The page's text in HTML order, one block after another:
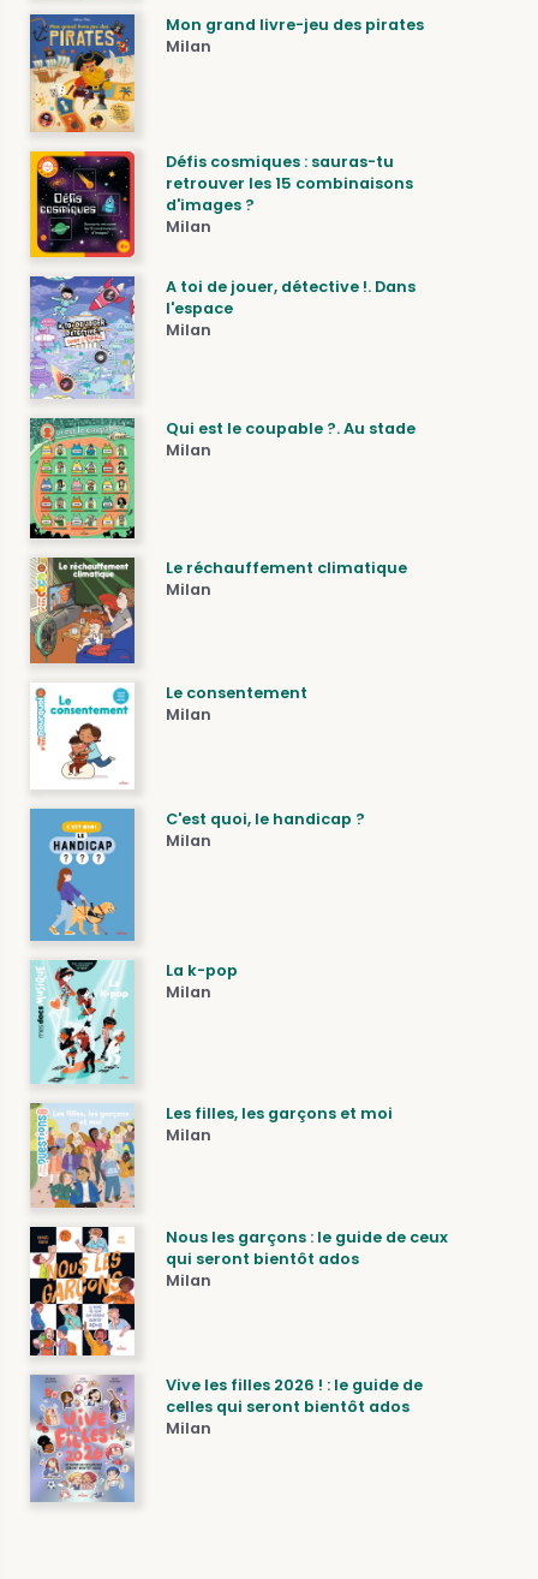
Mon grand livre-jeu des pirates
Milan
Défis cosmiques : sauras-tu
retrouver les 15 combinaisons
d'images ?
Milan
A toi de jouer, détective !. Dans
l'espace
Milan
Qui est le coupable ?. Au stade
Milan
Le réchauffement climatique
Milan
Le consentement
Milan
C'est quoi, le handicap ?
Milan
La k-pop
Milan
Les filles, les garçons et moi
Milan
Nous les garçons : le guide de ceux
qui seront bientôt ados
Milan
Vive les filles 2026 ! : le guide de
celles qui seront bientôt ados
Milan